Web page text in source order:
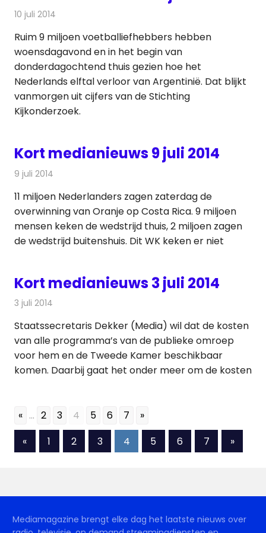
10 juli 2014
Ruim 9 miljoen voetballiefhebbers hebben
woensdagavond en in het begin van
donderdagochtend thuis gezien hoe het
Nederlands elftal verloor van Argentinië. Dat blijkt
vanmorgen uit cijfers van de Stichting
Kijkonderzoek.
Kort medianieuws 9 juli 2014
9 juli 2014
11 miljoen Nederlanders zagen zaterdag de
overwinning van Oranje op Costa Rica. 9 miljoen
mensen keken de wedstrijd thuis, 2 miljoen zagen
de wedstrijd buitenshuis. Dit WK keken er niet
Kort medianieuws 3 juli 2014
3 juli 2014
Staatssecretaris Dekker (Media) wil dat de kosten
van alle programma’s van de publieke omroep
voor hem en de Tweede Kamer beschikbaar
komen. Daarbij gaat het onder meer om de kosten
« ... 2 3 4 5 6 7 »
Berichten
«Vorige
berichten
1 2 3 4 5 6 7 »
Mediamagazine brengt elke dag het laatste nieuws over